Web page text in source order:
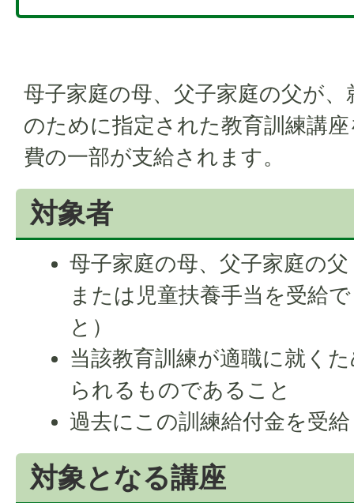
母子家庭の母、父子家庭の父が
のために指定された教育訓練講
費の一部が支給されます。
対象者
母子家庭の母、父子家庭の
または児童扶養手当を受給
と）
当該教育訓練が適職に就く
られるものであること
過去にこの訓練給付金を受
対象となる講座